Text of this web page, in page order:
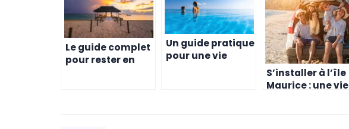
Le guide complet
pour rester en
Un guide pratique
pour une vie
S’installer à l’île
Maurice : une vie